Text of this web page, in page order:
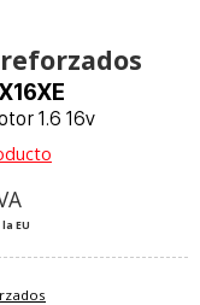
1.6 16v
EU